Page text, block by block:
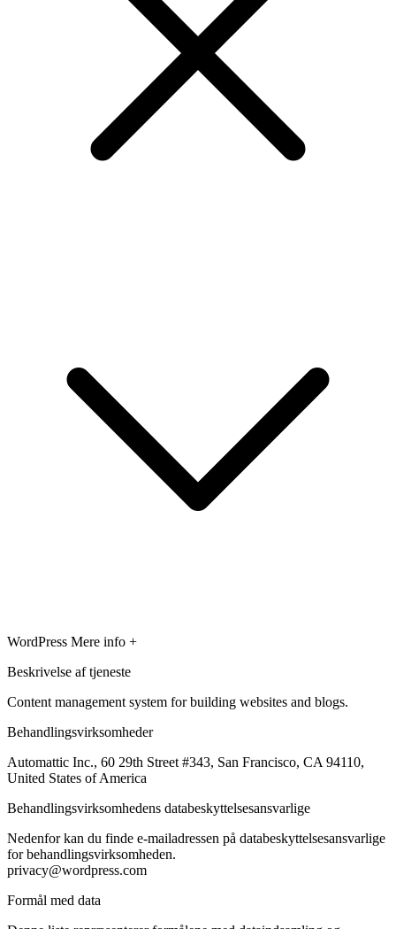
WordPress Mere info +
Beskrivelse af tjeneste
Content management system for building websites and blogs.
Behandlingsvirksomheder
Automattic Inc., 60 29th Street #343, San Francisco, CA 94110,
United States of America
Behandlingsvirksomhedens databeskyttelsesansvarlige
Nedenfor kan du finde e-mailadressen på databeskyttelsesansvarlige
for behandlingsvirksomheden.
privacy@wordpress.com
Formål med data